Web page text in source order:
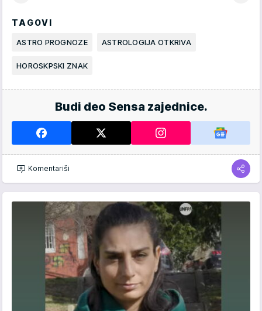
TAGOVI
ASTRO PROGNOZE ASTROLOGIJA OTKRIVA
HOROSKPSKI ZNAK
Budi deo Sensa zajednice.
Komentariši